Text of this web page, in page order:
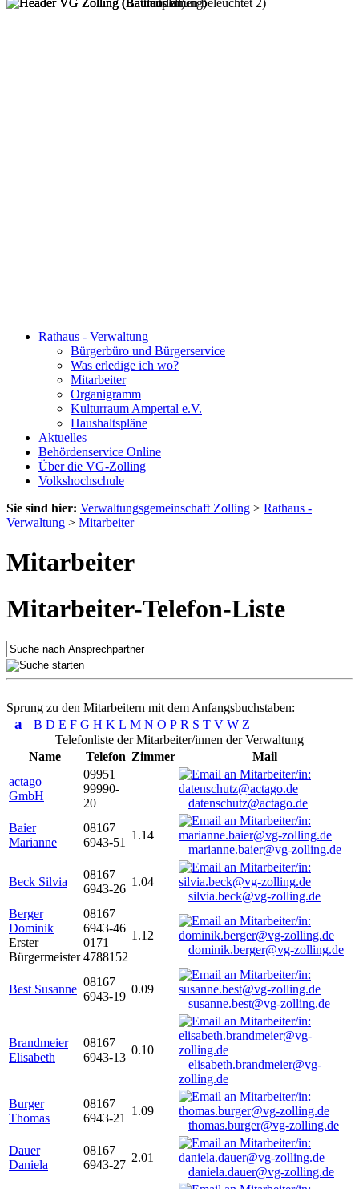
Rathaus - Verwaltung
Bürgerbüro und Bürgerservice
Was erledige ich wo?
Mitarbeiter
Organigramm
Kulturraum Ampertal e.V.
Haushaltspläne
Aktuelles
Behördenservice Online
Über die VG-Zolling
Volkshochschule
Sie sind hier: Verwaltungsgemeinschaft Zolling > Rathaus -
Verwaltung > Mitarbeiter
Mitarbeiter
Mitarbeiter-Telefon-Liste
Sprung zu den Mitarbeitern mit dem Anfangsbuchstaben:
a B D E F G H K L M N O P R S T V W Z
Telefonliste der Mitarbeiter/innen der Verwaltung
Name
Telefon Zimmer
Mail
actago
GmbH
09951
99990-
20
datenschutz@actago.de
Baier
Marianne
08167
6943-51
1.14
marianne.baier@vg-zolling.de
Beck Silvia
08167
6943-26
1.04
silvia.beck@vg-zolling.de
Berger
Dominik
Erster
Bürgermeister
08167
6943-46
0171
4788152
1.12
dominik.berger@vg-zolling.de
Best Susanne
08167
6943-19
0.09
susanne.best@vg-zolling.de
Brandmeier
Elisabeth
08167
6943-13
0.10
elisabeth.brandmeier@vg-
zolling.de
Burger
Thomas
08167
6943-21
1.09
thomas.burger@vg-zolling.de
Dauer
Daniela
08167
6943-27
2.01
daniela.dauer@vg-zolling.de